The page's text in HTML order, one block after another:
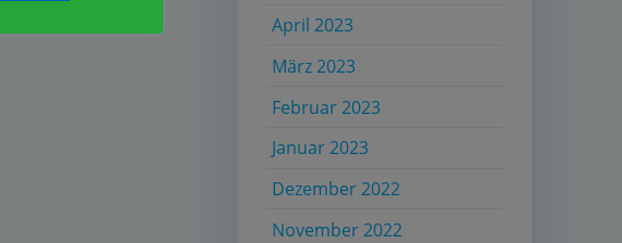
April 2023
März 2023
Februar 2023
Januar 2023
Dezember 2022
November 2022